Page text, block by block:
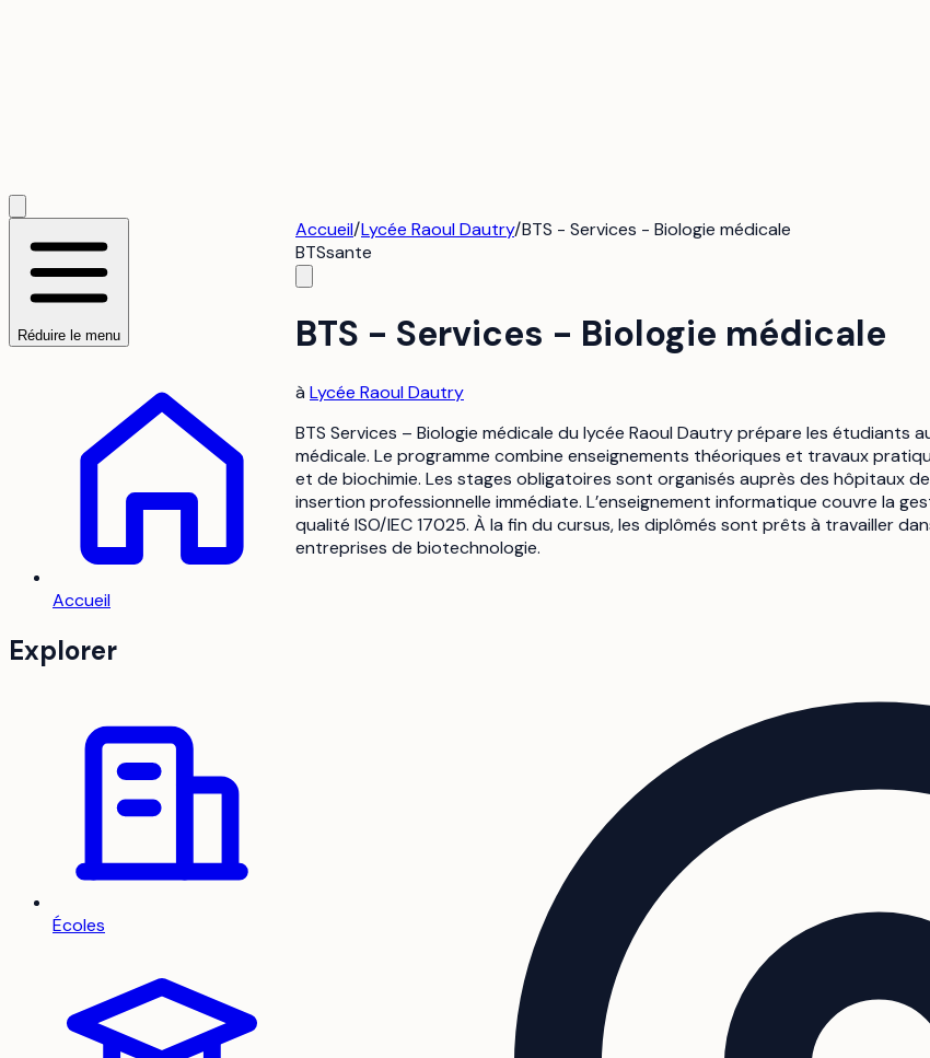
Réduire le menu
Accueil
Explorer
Écoles
Accueil/Lycée Raoul Dautry/BTS - Services - Biologie médicale
BTSsante
BTS - Services - Biologie médicale
à Lycée Raoul Dautry
BTS Services – Biologie médicale du lycée Raoul Dautry prépare les
médicale. Le programme combine enseignements théoriques et travaux
et de biochimie. Les stages obligatoires sont organisés auprès des hôpitaux
insertion professionnelle immédiate. L’enseignement informatique couvre la
qualité ISO/IEC 17025. À la fin du cursus, les diplômés sont prêts à travailler
entreprises de biotechnologie.